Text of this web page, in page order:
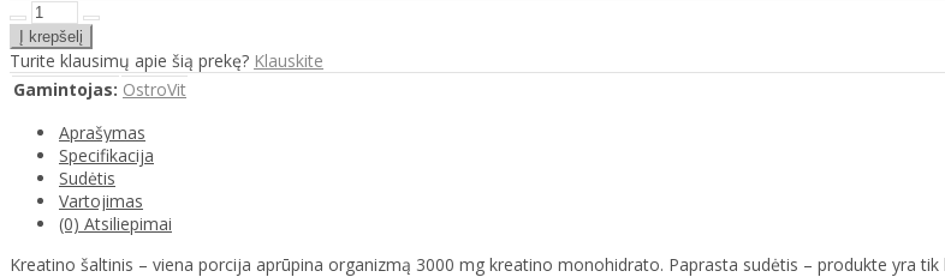
Turite klausimų apie šią prekę? Klauskite
Gamintojas: OstroVit
Aprašymas
Specifikacija
Sudėtis
Vartojimas
(0) Atsiliepimai
Kreatino šaltinis – viena porcija aprūpina organizmą 3000 mg kreatino monohidrato. Paprasta sudėtis – produkte yra